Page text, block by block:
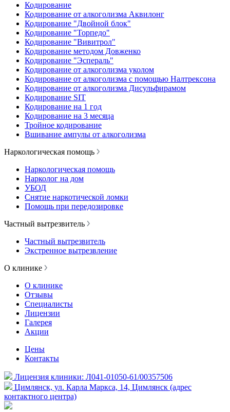
Кодирование
Кодирование от алкоголизма Аквилонг
Кодирование "Двойной блок"
Кодирование "Торпедо"
Кодирование "Вивитрол"
Кодирование методом Довженко
Кодирование "Эспераль"
Кодирование от алкоголизма уколом
Кодирование от алкоголизма с помощью Налтрексона
Кодирование от алкоголизма Дисульфирамом
Кодирование SIT
Кодирование на 1 год
Кодирование на 3 месяца
Тройное кодирование
Вшивание ампулы от алкоголизма
Наркологическая помощь
Наркологическая помощь
Нарколог на дом
УБОД
Снятие наркотической ломки
Помощь при передозировке
Частный вытрезвитель
Частный вытрезвитель
Экстренное вытрезвление
О клинике
О клинике
Отзывы
Специалисты
Лицензии
Галерея
Акции
Цены
Контакты
Лицензия клиники: Л041-01050-61/00357506
Цимлянск, ул. Карла Маркса, 14, Цимлянск (адрес
контактного центра)